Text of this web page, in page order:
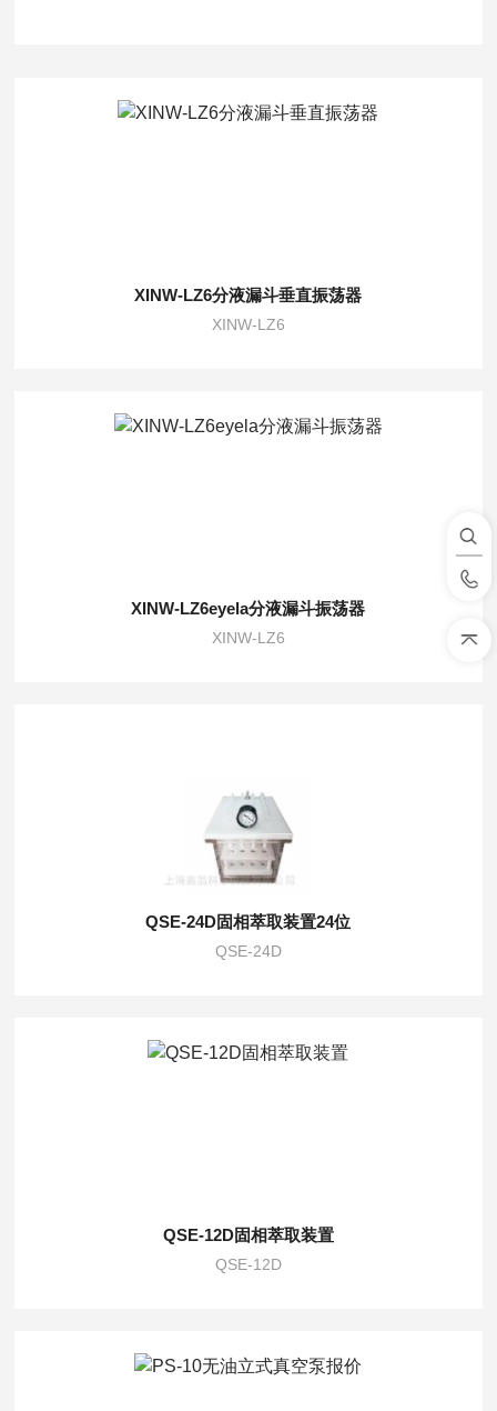
XINW-LZ6分液漏斗垂直振荡器
XINW-LZ6
XINW-LZ6eyela分液漏斗振荡器
XINW-LZ6
QSE-24D固相萃取装置24位
QSE-24D
QSE-12D固相萃取装置
QSE-12D